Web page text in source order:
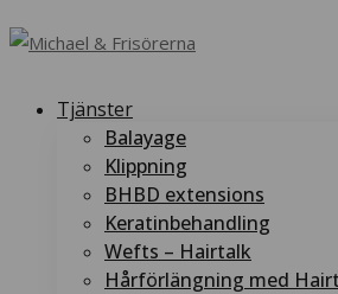
Tjänster
Balayage
Klippning
BHBD extensions
Keratinbehandling
Wefts – Hairtalk
Hårförlängning med